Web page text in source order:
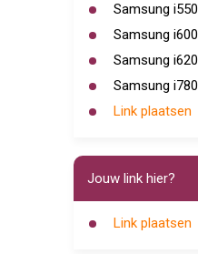
Samsung i550
Samsung i600
Samsung i620
Samsung i780
Link plaatsen
Jouw link hier?
Link plaatsen